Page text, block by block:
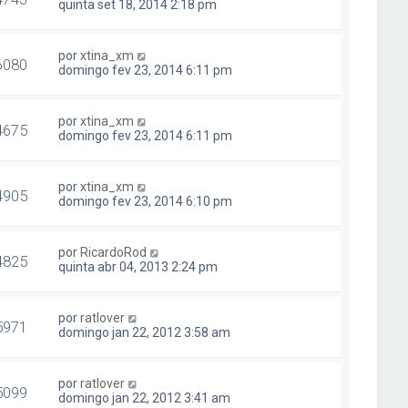
quinta set 18, 2014 2:18 pm
porxtina_xm
domingo fev 23, 2014 6:11 pm
porxtina_xm
domingo fev 23, 2014 6:11 pm
porxtina_xm
domingo fev 23, 2014 6:10 pm
por RicardoRod
quinta abr 04, 2013 2:24 pm
porratlover
domingo jan 22, 2012 3:58 am
porratlover
domingo jan 22, 2012 3:41 am